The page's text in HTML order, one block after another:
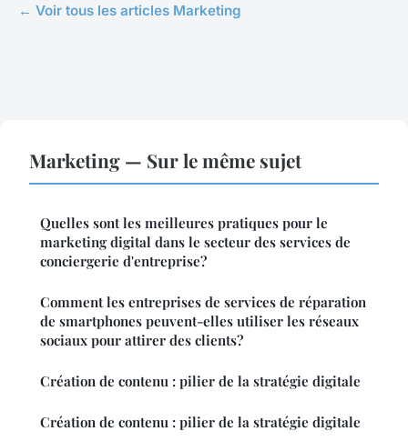
← Voir tous les articles Marketing
Marketing — Sur le même sujet
Quelles sont les meilleures pratiques pour le
marketing digital dans le secteur des services de
conciergerie d'entreprise?
Comment les entreprises de services de réparation
de smartphones peuvent-elles utiliser les réseaux
sociaux pour attirer des clients?
Création de contenu : pilier de la stratégie digitale
Création de contenu : pilier de la stratégie digitale